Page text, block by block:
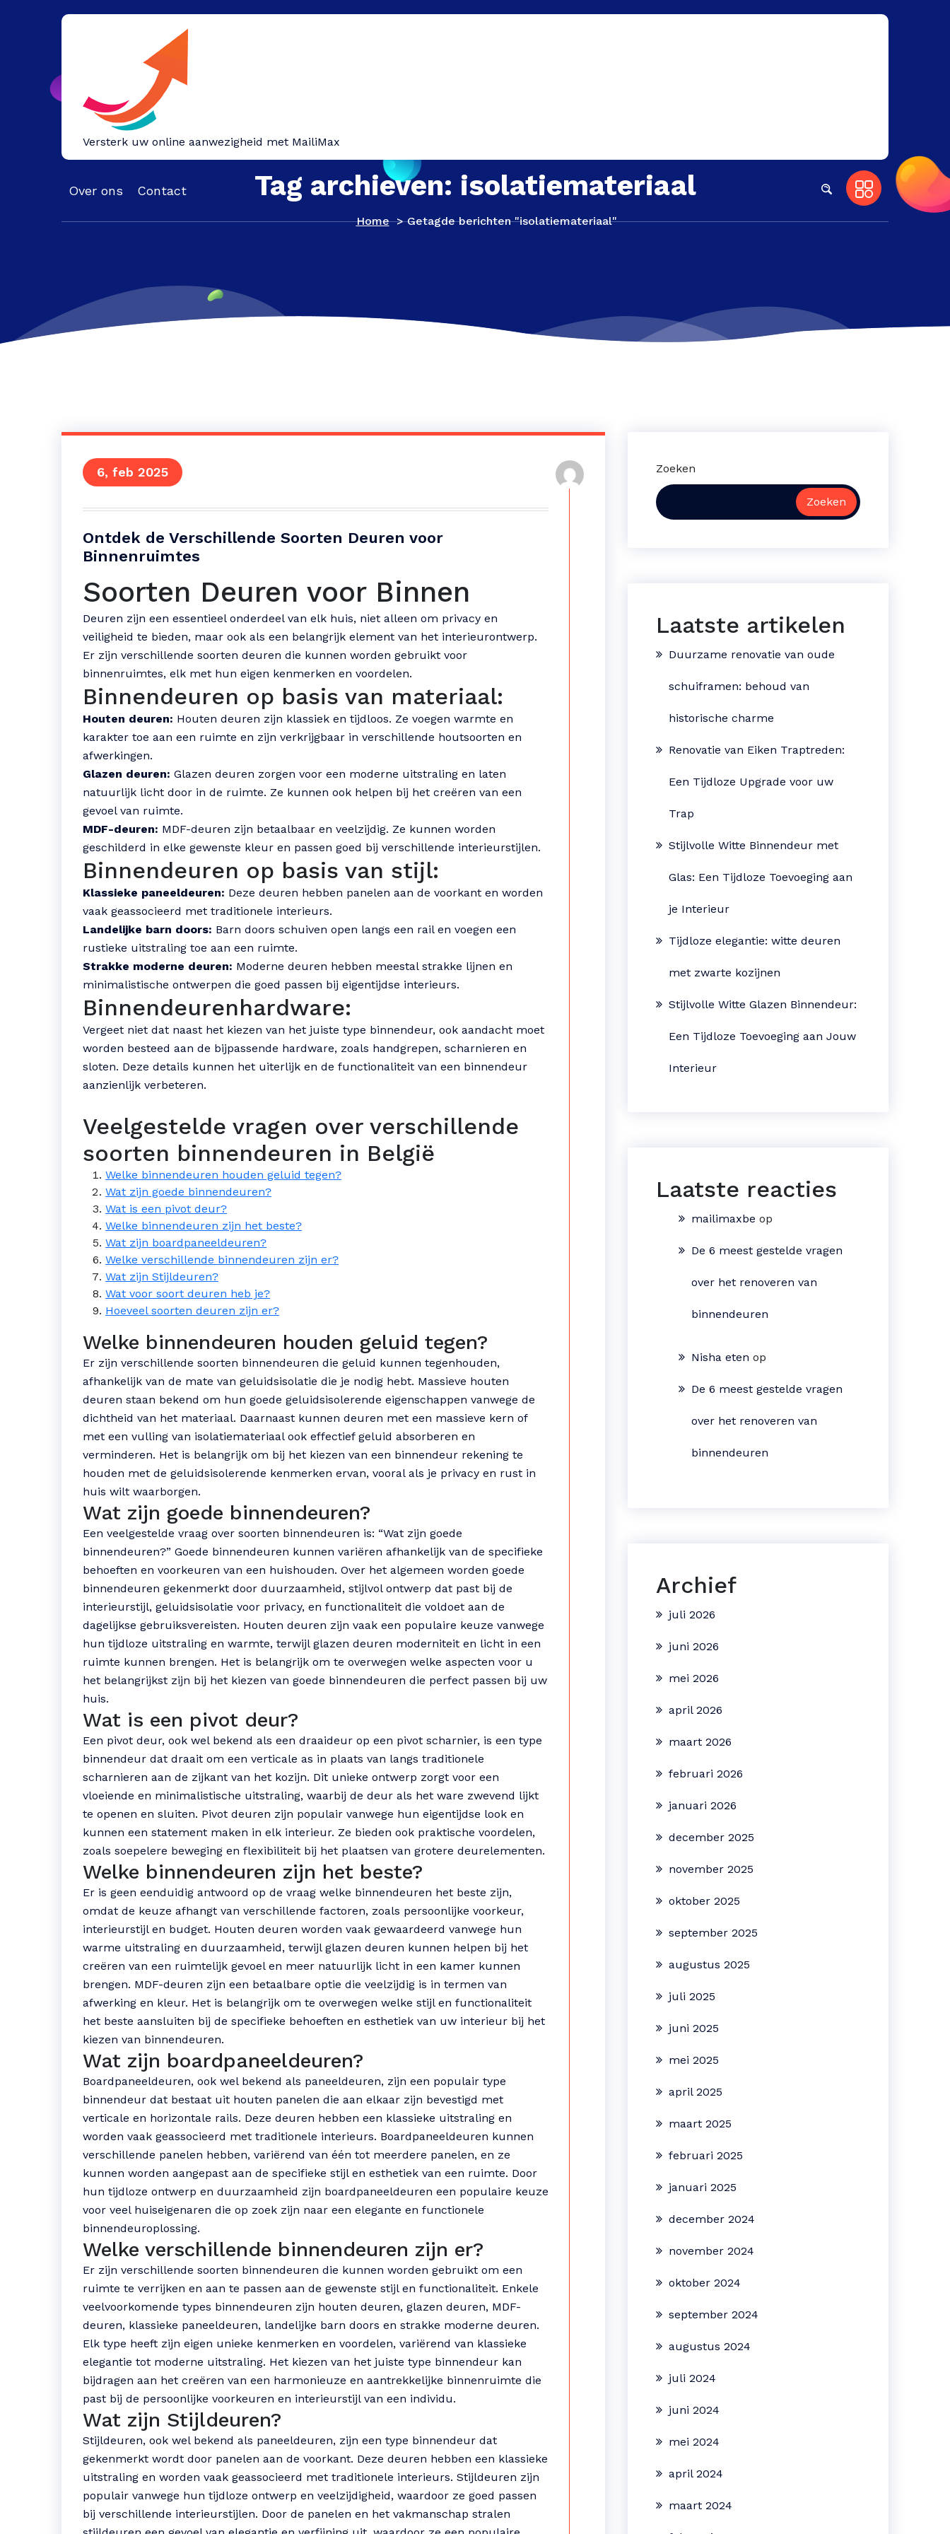
Versterk uw online aanwezigheid met MailiMax
Over ons Contact Tag archieven: isolatiemateriaal
Home>Getagde berichten "isolatiemateriaal"
6, feb 2025
Ontdek de Verschillende Soorten Deuren voor
Binnenruimtes
Soorten Deuren voor Binnen
Deuren zijn een essentieel onderdeel van elk huis, niet alleen om privacy en
veiligheid te bieden, maar ook als een belangrijk element van het interieurontwerp.
Er zijn verschillende soorten deuren die kunnen worden gebruikt voor
binnenruimtes, elk met hun eigen kenmerken en voordelen.
Binnendeuren op basis van materiaal:
Houten deuren: Houten deuren zijn klassiek en tijdloos. Ze voegen warmte en
karakter toe aan een ruimte en zijn verkrijgbaar in verschillende houtsoorten en
afwerkingen.
Glazen deuren: Glazen deuren zorgen voor een moderne uitstraling en laten
natuurlijk licht door in de ruimte. Ze kunnen ook helpen bij het creëren van een
gevoel van ruimte.
MDF-deuren: MDF-deuren zijn betaalbaar en veelzijdig. Ze kunnen worden
geschilderd in elke gewenste kleur en passen goed bij verschillende interieurstijlen.
Binnendeuren op basis van stijl:
Klassieke paneeldeuren: Deze deuren hebben panelen aan de voorkant en worden
vaak geassocieerd met traditionele interieurs.
Landelijke barn doors: Barn doors schuiven open langs een rail en voegen een
rustieke uitstraling toe aan een ruimte.
Strakke moderne deuren: Moderne deuren hebben meestal strakke lijnen en
minimalistische ontwerpen die goed passen bij eigentijdse interieurs.
Binnendeurenhardware:
Vergeet niet dat naast het kiezen van het juiste type binnendeur, ook aandacht moet
worden besteed aan de bijpassende hardware, zoals handgrepen, scharnieren en
sloten. Deze details kunnen het uiterlijk en de functionaliteit van een binnendeur
aanzienlijk verbeteren.
Veelgestelde vragen over verschillende
soorten binnendeuren in België
Welke binnendeuren houden geluid tegen?
Wat zijn goede binnendeuren?
Wat is een pivot deur?
Welke binnendeuren zijn het beste?
Wat zijn boardpaneeldeuren?
Welke verschillende binnendeuren zijn er?
Wat zijn Stijldeuren?
Wat voor soort deuren heb je?
Hoeveel soorten deuren zijn er?
Welke binnendeuren houden geluid tegen?
Er zijn verschillende soorten binnendeuren die geluid kunnen tegenhouden,
afhankelijk van de mate van geluidsisolatie die je nodig hebt. Massieve houten
deuren staan bekend om hun goede geluidsisolerende eigenschappen vanwege de
dichtheid van het materiaal. Daarnaast kunnen deuren met een massieve kern of
met een vulling van isolatiemateriaal ook effectief geluid absorberen en
verminderen. Het is belangrijk om bij het kiezen van een binnendeur rekening te
houden met de geluidsisolerende kenmerken ervan, vooral als je privacy en rust in
huis wilt waarborgen.
Wat zijn goede binnendeuren?
Een veelgestelde vraag over soorten binnendeuren is: “Wat zijn goede
binnendeuren?” Goede binnendeuren kunnen variëren afhankelijk van de specifieke
behoeften en voorkeuren van een huishouden. Over het algemeen worden goede
binnendeuren gekenmerkt door duurzaamheid, stijlvol ontwerp dat past bij de
interieurstijl, geluidsisolatie voor privacy, en functionaliteit die voldoet aan de
dagelijkse gebruiksvereisten. Houten deuren zijn vaak een populaire keuze vanwege
hun tijdloze uitstraling en warmte, terwijl glazen deuren moderniteit en licht in een
ruimte kunnen brengen. Het is belangrijk om te overwegen welke aspecten voor u
het belangrijkst zijn bij het kiezen van goede binnendeuren die perfect passen bij uw
huis.
Wat is een pivot deur?
Een pivot deur, ook wel bekend als een draaideur op een pivot scharnier, is een type
binnendeur dat draait om een verticale as in plaats van langs traditionele
scharnieren aan de zijkant van het kozijn. Dit unieke ontwerp zorgt voor een
vloeiende en minimalistische uitstraling, waarbij de deur als het ware zwevend lijkt
te openen en sluiten. Pivot deuren zijn populair vanwege hun eigentijdse look en
kunnen een statement maken in elk interieur. Ze bieden ook praktische voordelen,
zoals soepelere beweging en flexibiliteit bij het plaatsen van grotere deurelementen.
Welke binnendeuren zijn het beste?
Er is geen eenduidig antwoord op de vraag welke binnendeuren het beste zijn,
omdat de keuze afhangt van verschillende factoren, zoals persoonlijke voorkeur,
interieurstijl en budget. Houten deuren worden vaak gewaardeerd vanwege hun
warme uitstraling en duurzaamheid, terwijl glazen deuren kunnen helpen bij het
creëren van een ruimtelijk gevoel en meer natuurlijk licht in een kamer kunnen
brengen. MDF-deuren zijn een betaalbare optie die veelzijdig is in termen van
afwerking en kleur. Het is belangrijk om te overwegen welke stijl en functionaliteit
het beste aansluiten bij de specifieke behoeften en esthetiek van uw interieur bij het
kiezen van binnendeuren.
Wat zijn boardpaneeldeuren?
Boardpaneeldeuren, ook wel bekend als paneeldeuren, zijn een populair type
binnendeur dat bestaat uit houten panelen die aan elkaar zijn bevestigd met
verticale en horizontale rails. Deze deuren hebben een klassieke uitstraling en
worden vaak geassocieerd met traditionele interieurs. Boardpaneeldeuren kunnen
verschillende panelen hebben, variërend van één tot meerdere panelen, en ze
kunnen worden aangepast aan de specifieke stijl en esthetiek van een ruimte. Door
hun tijdloze ontwerp en duurzaamheid zijn boardpaneeldeuren een populaire keuze
voor veel huiseigenaren die op zoek zijn naar een elegante en functionele
binnendeuroplossing.
Welke verschillende binnendeuren zijn er?
Er zijn verschillende soorten binnendeuren die kunnen worden gebruikt om een
ruimte te verrijken en aan te passen aan de gewenste stijl en functionaliteit. Enkele
veelvoorkomende types binnendeuren zijn houten deuren, glazen deuren, MDF-
deuren, klassieke paneeldeuren, landelijke barn doors en strakke moderne deuren.
Elk type heeft zijn eigen unieke kenmerken en voordelen, variërend van klassieke
elegantie tot moderne uitstraling. Het kiezen van het juiste type binnendeur kan
bijdragen aan het creëren van een harmonieuze en aantrekkelijke binnenruimte die
past bij de persoonlijke voorkeuren en interieurstijl van een individu.
Wat zijn Stijldeuren?
Stijldeuren, ook wel bekend als paneeldeuren, zijn een type binnendeur dat
gekenmerkt wordt door panelen aan de voorkant. Deze deuren hebben een klassieke
uitstraling en worden vaak geassocieerd met traditionele interieurs. Stijldeuren zijn
populair vanwege hun tijdloze ontwerp en veelzijdigheid, waardoor ze goed passen
bij verschillende interieurstijlen. Door de panelen en het vakmanschap stralen
Zoeken
Zoeken
Laatste artikelen
Duurzame renovatie van oude
schuiframen: behoud van
historische charme
Renovatie van Eiken Traptreden:
Een Tijdloze Upgrade voor uw
Trap
Stijlvolle Witte Binnendeur met
Glas: Een Tijdloze Toevoeging aan
je Interieur
Tijdloze elegantie: witte deuren
met zwarte kozijnen
Stijlvolle Witte Glazen Binnendeur:
Een Tijdloze Toevoeging aan Jouw
Interieur
Laatste reacties
mailimaxbe op
De 6 meest gestelde vragen
over het renoveren van
binnendeuren
Nisha eten op
De 6 meest gestelde vragen
over het renoveren van
binnendeuren
Archief
juli 2026
juni 2026
mei 2026
april 2026
maart 2026
februari 2026
januari 2026
december 2025
november 2025
oktober 2025
september 2025
augustus 2025
juli 2025
juni 2025
mei 2025
april 2025
maart 2025
februari 2025
januari 2025
december 2024
november 2024
oktober 2024
september 2024
augustus 2024
juli 2024
juni 2024
mei 2024
april 2024
maart 2024